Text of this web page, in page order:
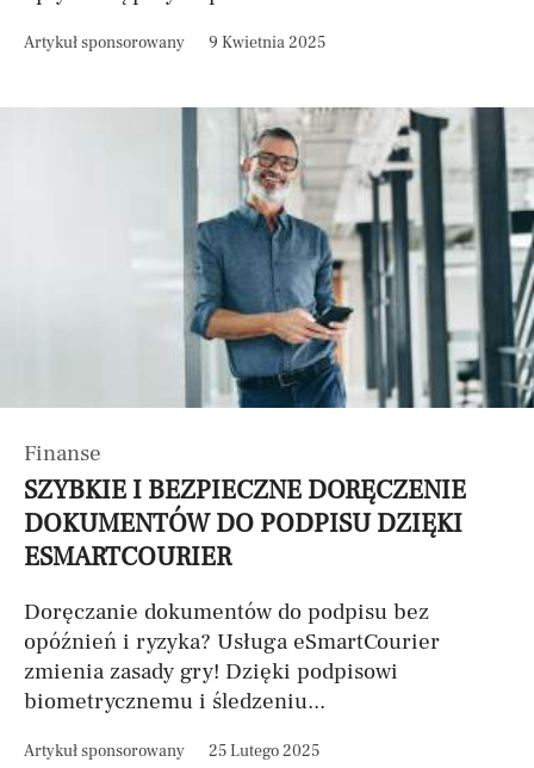
Artykuł sponsorowany 9 Kwietnia 2025
Finanse
SZYBKIE I BEZPIECZNE DORĘCZENIE
DOKUMENTÓW DO PODPISU DZIĘKI
ESMARTCOURIER
Doręczanie dokumentów do podpisu bez
opóźnień i ryzyka? Usługa eSmartCourier
zmienia zasady gry! Dzięki podpisowi
biometrycznemu i śledzeniu...
Artykuł sponsorowany 25 Lutego 2025